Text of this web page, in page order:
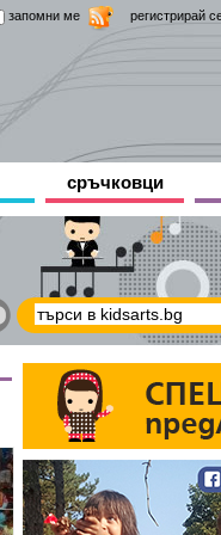
запомни ме регистрирай
сръчковци